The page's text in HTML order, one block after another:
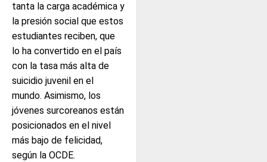
tanta la carga académica y
la presión social que estos
estudiantes reciben, que
lo ha convertido en el país
con la tasa más alta de
suicidio juvenil en el
mundo. Asimismo, los
jóvenes surcoreanos están
posicionados en el nivel
más bajo de felicidad,
según la OCDE.